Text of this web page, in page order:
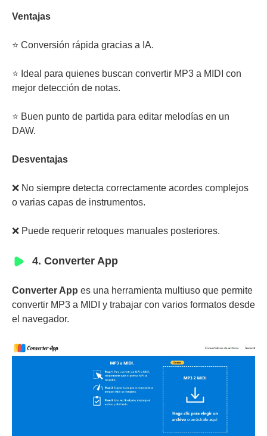
Ventajas
⭐ Conversión rápida gracias a IA.
⭐ Ideal para quienes buscan convertir MP3 a MIDI con
mejor detección de notas.
⭐ Buen punto de partida para editar melodías en un
DAW.
Desventajas
❌ No siempre detecta correctamente acordes complejos
o varias capas de instrumentos.
❌ Puede requerir retoques manuales posteriores.
4. Converter App
Converter App es una herramienta multiuso que permite
convertir MP3 a MIDI y trabajar con varios formatos desde
el navegador.